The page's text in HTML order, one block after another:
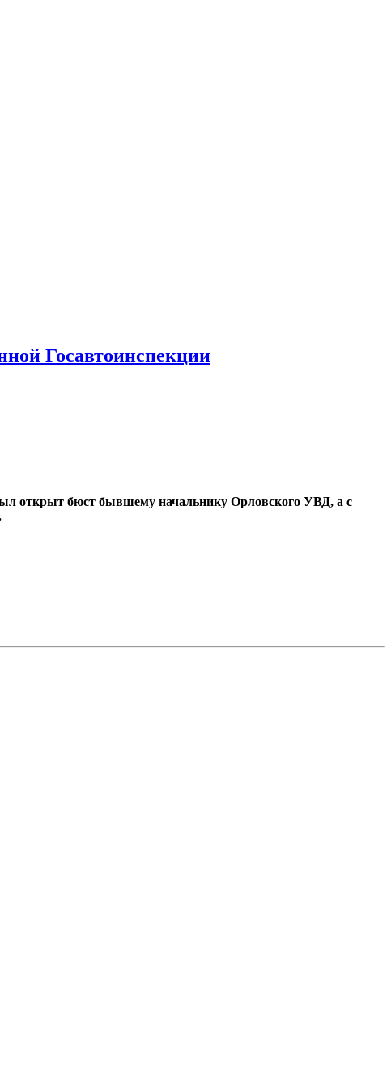
Госавтоинспекции
открыт бюст бывшему начальнику Орловского УВД, а с